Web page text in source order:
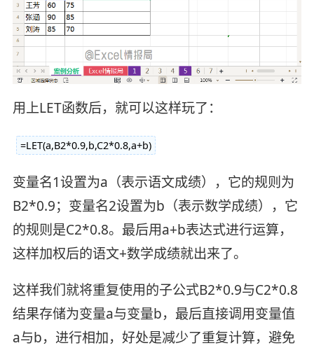
用上LET函数后，就可以这样玩了：
=LET(a,B2*0.9,b,C2*0.8,a+b)
变量名1设置为a（表示语文成绩），它的规则为
B2*0.9；变量名2设置为b（表示数学成绩），它
的规则是C2*0.8。最后用a+b表达式进行运算，
这样加权后的语文+数学成绩就出来了。
这样我们就将重复使用的子公式B2*0.9与C2*0.8
结果存储为变量a与变量b，最后直接调用变量值
a与b，进行相加，好处是减少了重复计算，避免